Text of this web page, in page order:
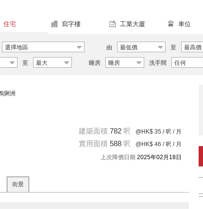
住宅 寫字樓 工業大廈 車位
選擇地區 由 最低價 至 最高價
至 最大 睡房 睡房 洗手間 任何
脷洲
建築面積 782 呎 @HK$ 35 / 呎 / 月
實用面積 588 呎 @HK$ 46 / 呎 / 月
上次降價日期 2025年02月18日
街景